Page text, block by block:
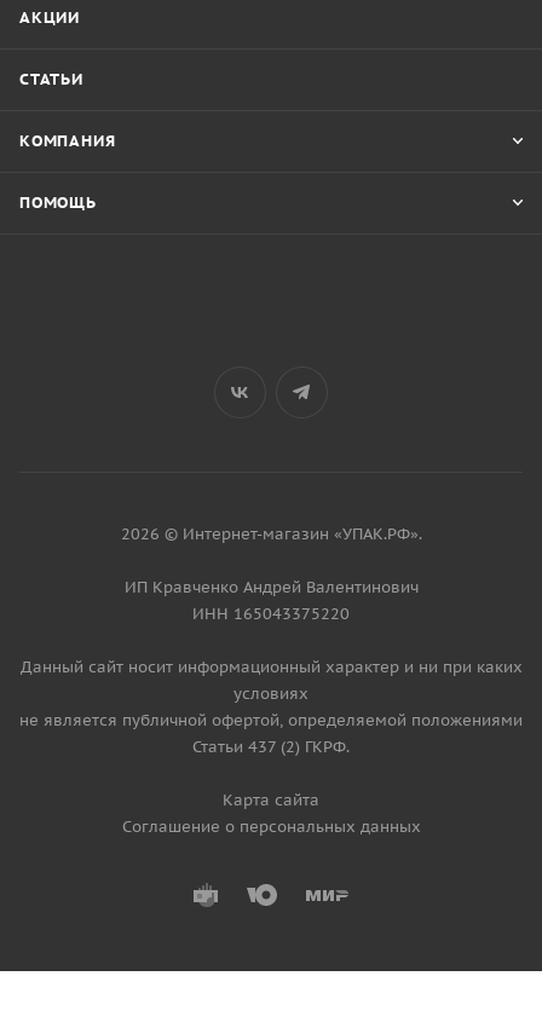
АКЦИИ
СТАТЬИ
КОМПАНИЯ
ПОМОЩЬ
2026 © Интернет-магазин «УПАК.РФ».
ИП Кравченко Андрей Валентинович
ИНН 165043375220
Данный сайт носит информационный характер и ни при каких
условиях
не является публичной офертой, определяемой положениями
Статьи 437 (2) ГКРФ.
Карта сайта
Соглашение о персональных данных